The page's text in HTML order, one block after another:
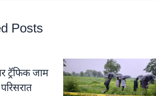
Posts
ट्रॅफिक जाम